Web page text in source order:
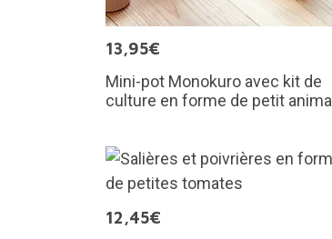
13,95€
Mini-pot Monokuro avec kit de
culture en forme de petit animal
12,45€